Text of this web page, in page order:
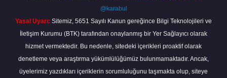
@karabul
Yasal Uyarı: Sitemiz, 5651 Sayılı Kanun gereğince Bilgi Teknolojileri ve
İletişim Kurumu (BTK) tarafından onaylanmış bir Yer Sağlayıcı olarak
hizmet vermektedir. Bu nedenle, sitedeki içerikleri proaktif olarak
denetleme veya araştırma yükümlülüğümüz bulunmamaktadır. Ancak,
üyelerimiz yazdıkları içeriklerin sorumluluğunu taşımakta olup, siteye